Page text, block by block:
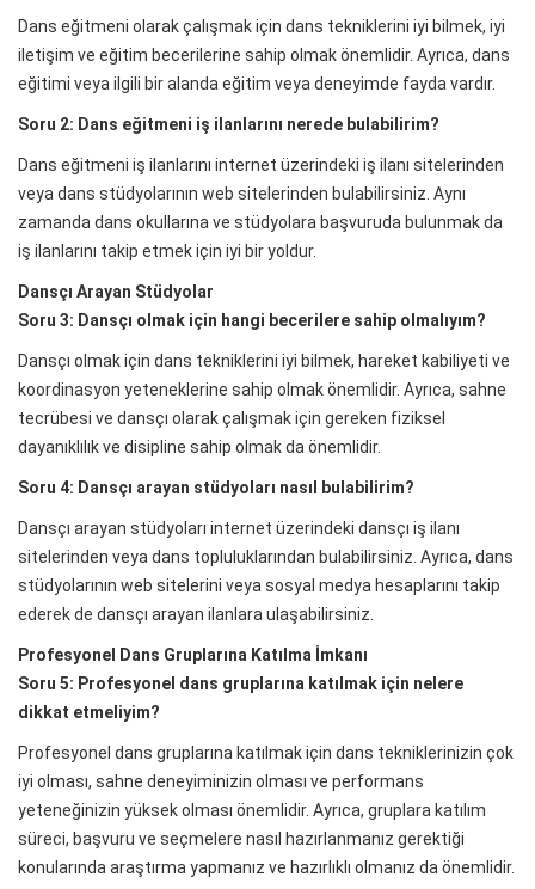
Dans eğitmeni olarak çalışmak için dans tekniklerini iyi bilmek, iyi
iletişim ve eğitim becerilerine sahip olmak önemlidir. Ayrıca, dans
eğitimi veya ilgili bir alanda eğitim veya deneyimde fayda vardır.
Soru 2: Dans eğitmeni iş ilanlarını nerede bulabilirim?
Dans eğitmeni iş ilanlarını internet üzerindeki iş ilanı sitelerinden
veya dans stüdyolarının web sitelerinden bulabilirsiniz. Aynı
zamanda dans okullarına ve stüdyolara başvuruda bulunmak da
iş ilanlarını takip etmek için iyi bir yoldur.
Dansçı Arayan Stüdyolar
Soru 3: Dansçı olmak için hangi becerilere sahip olmalıyım?
Dansçı olmak için dans tekniklerini iyi bilmek, hareket kabiliyeti ve
koordinasyon yeteneklerine sahip olmak önemlidir. Ayrıca, sahne
tecrübesi ve dansçı olarak çalışmak için gereken fiziksel
dayanıklılık ve disipline sahip olmak da önemlidir.
Soru 4: Dansçı arayan stüdyoları nasıl bulabilirim?
Dansçı arayan stüdyoları internet üzerindeki dansçı iş ilanı
sitelerinden veya dans topluluklarından bulabilirsiniz. Ayrıca, dans
stüdyolarının web sitelerini veya sosyal medya hesaplarını takip
ederek de dansçı arayan ilanlara ulaşabilirsiniz.
Profesyonel Dans Gruplarına Katılma İmkanı
Soru 5: Profesyonel dans gruplarına katılmak için nelere
dikkat etmeliyim?
Profesyonel dans gruplarına katılmak için dans tekniklerinizin çok
iyi olması, sahne deneyiminizin olması ve performans
yeteneğinizin yüksek olması önemlidir. Ayrıca, gruplara katılım
süreci, başvuru ve seçmelere nasıl hazırlanmanız gerektiği
konularında araştırma yapmanız ve hazırlıklı olmanız da önemlidir.